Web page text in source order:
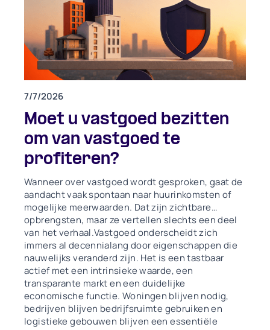
7/7/2026
Moet u vastgoed bezitten
om van vastgoed te
profiteren?
Wanneer over vastgoed wordt gesproken, gaat de
aandacht vaak spontaan naar huurinkomsten of
mogelijke meerwaarden. Dat zijn zichtbare
opbrengsten, maar ze vertellen slechts een deel
van het verhaal.Vastgoed onderscheidt zich
immers al decennialang door eigenschappen die
nauwelijks veranderd zijn. Het is een tastbaar
actief met een intrinsieke waarde, een
transparante markt en een duidelijke
economische functie. Woningen blijven nodig,
bedrijven blijven bedrijfsruimte gebruiken en
logistieke gebouwen blijven een essentiële